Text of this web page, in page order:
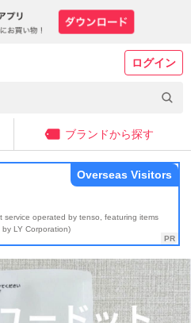
ログイン
ブランドから探す
service operated by tenso, featuring items
LY Corporation)
Overseas Visitors